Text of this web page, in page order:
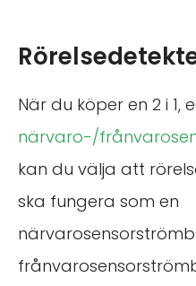
När du köper en 2 i 1,
närvaro-/
kan du välja att
ska fungera som en